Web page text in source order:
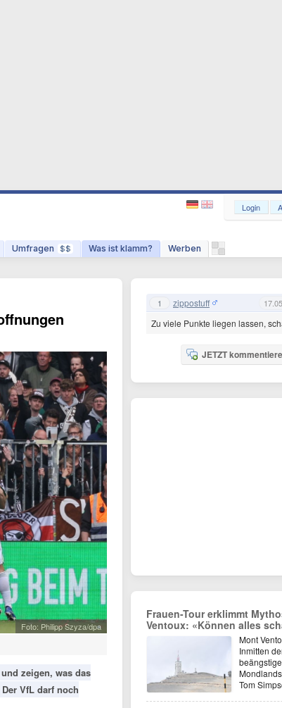
Umfragen $$ Was ist klamm? Werben
Login
Foto: Philipp Szyza/dpa
zeigen, was das
VfL darf noch
1 zippostuff
Zu viele Punkte liegen lassen,
JETZT
Frauen-Tour erklimmt
Ventoux: «Können alles
Mont
Inmitten
Tom